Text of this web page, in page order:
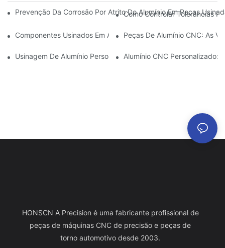
Prevenção Da Corrosão Por Atrito Do Alumínio Em Peças
Como Controlar Tolerâncias
Componentes Usinados Em Alumínio: Personalização Para
Peças De Alumínio CNC: As
Usinagem De Alumínio Personalizada: Explorando As Últimas
Alumínio CNC Personalizado:
HONSCN A Precision é uma fabricante profissional de
peças de máquinas CNC de precisão e peças de
torno automotivo desde 2003.